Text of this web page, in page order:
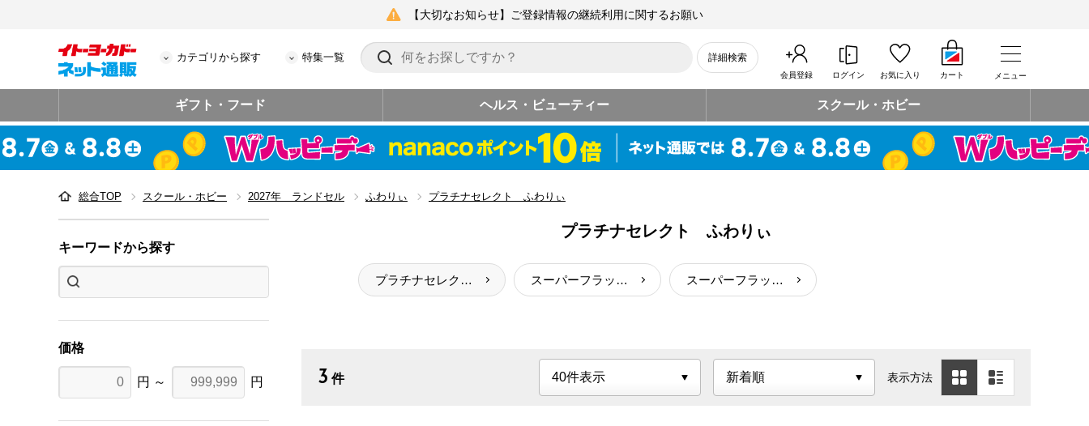
【大切なお知らせ】ご登録情報の継続利用に関するお願い
カテゴリから探す 特集一覧 詳細検索
会員登録 ログイン お気に入り カート メニュー
ギフト・フード ヘルス・ビューティー スクール・ホビー
総合TOP スクール・ホビー 2027年 ランドセル ふわりぃ プラチナセレクト ふわりぃ
キーワードから探す
価格
円 ～ 円
プラチナセレクト ふわりぃ
プラチナセレクト ふわりぃ スーパーフラッシュ フィーヴァー ふわりぃ スーパーフラッシュ ふわりぃ
3 件 表示方法